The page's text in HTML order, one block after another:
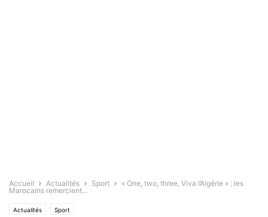
Accueil Actualités Sport
« One, two, three, Viva l’Algérie » : les
Marocains remercient...
Actualités Sport